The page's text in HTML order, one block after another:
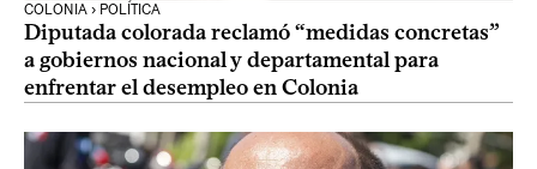
COLONIA › POLÍTICA
Diputada colorada reclamó “medidas concretas”
a gobiernos nacional y departamental para
enfrentar el desempleo en Colonia